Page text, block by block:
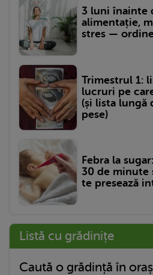
3 luni înainte
alimentație,
stres —
Trimestrul 1:
lucruri pe
(și lista lungă
pese)
Febra la
30 de minute
te presează
Listă cu grădinițe
Caută o grădință în